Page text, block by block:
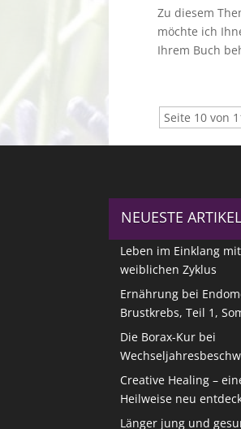
Zu diesem
möchte ich
Ihrem Buch
Seite 10 von
NEUESTE ARTIKEL
Leben im Einklang
weiblichen Zyklus
Ernährung bei
Brustkrebs, Teil 1,
Die Borax-Kur bei
Creative Healing –
Heilweise neu
Länger jung und